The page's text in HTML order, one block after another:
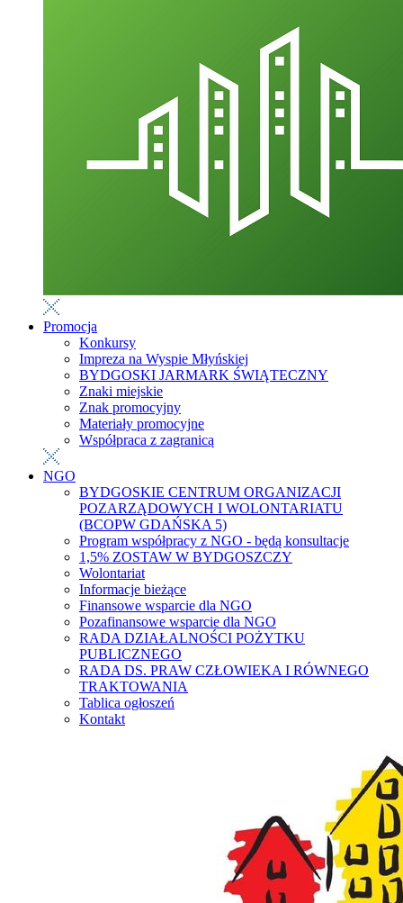
Promocja
Konkursy
Impreza na Wyspie Młyńskiej
BYDGOSKI JARMARK ŚWIĄTECZNY
Znaki miejskie
Znak promocyjny
Materiały promocyjne
Współpraca z zagranicą
NGO
BYDGOSKIE CENTRUM ORGANIZACJI
POZARZĄDOWYCH I WOLONTARIATU
(BCOPW GDAŃSKA 5)
Program współpracy z NGO - będą konsultacje
1,5% ZOSTAW W BYDGOSZCZY
Wolontariat
Informacje bieżące
Finansowe wsparcie dla NGO
Pozafinansowe wsparcie dla NGO
RADA DZIAŁALNOŚCI POŻYTKU
PUBLICZNEGO
RADA DS. PRAW CZŁOWIEKA I RÓWNEGO
TRAKTOWANIA
Tablica ogłoszeń
Kontakt